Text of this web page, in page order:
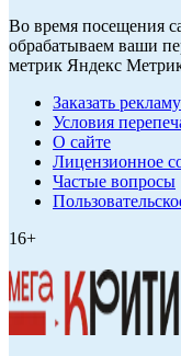
Во время посещения
обрабатываем ваши
метрик Яндекс
Заказать рекламу
Условия
О сайте
Лицензионное
Частые вопросы
16+